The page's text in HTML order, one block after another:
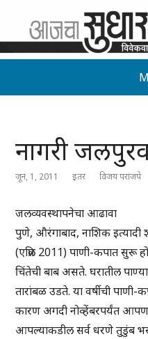
नागरी
जून, 1, 2011 इतर विजय परांजपे
जलव्यवस्थापनेचा आढावा
पुणे, औरंगाबाद, नाशिक
(एप्रिल 2011) पाणी-कपात सुरू
चिंतेची बाब असते. घरातील
तारांबळ उडते. या वर्षीची
कारण अगदी नोव्हेंबरपर्यंत आपण
आपल्याकडील सर्व धरणे तुडुंब